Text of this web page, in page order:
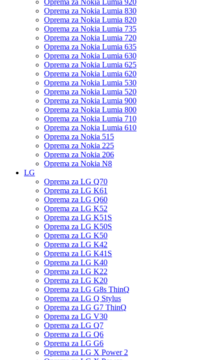
Oprema za Nokia Lumia 920
Oprema za Nokia Lumia 830
Oprema za Nokia Lumia 820
Oprema za Nokia Lumia 735
Oprema za Nokia Lumia 720
Oprema za Nokia Lumia 635
Oprema za Nokia Lumia 630
Oprema za Nokia Lumia 625
Oprema za Nokia Lumia 620
Oprema za Nokia Lumia 530
Oprema za Nokia Lumia 520
Oprema za Nokia Lumia 900
Oprema za Nokia Lumia 800
Oprema za Nokia Lumia 710
Oprema za Nokia Lumia 610
Oprema za Nokia 515
Oprema za Nokia 225
Oprema za Nokia 206
Oprema za Nokia N8
LG
Oprema za LG Q70
Oprema za LG K61
Oprema za LG Q60
Oprema za LG K52
Oprema za LG K51S
Oprema za LG K50S
Oprema za LG K50
Oprema za LG K42
Oprema za LG K41S
Oprema za LG K40
Oprema za LG K22
Oprema za LG K20
Oprema za LG G8s ThinQ
Oprema za LG Q Stylus
Oprema za LG G7 ThinQ
Oprema za LG V30
Oprema za LG Q7
Oprema za LG Q6
Oprema za LG G6
Oprema za LG X Power 2